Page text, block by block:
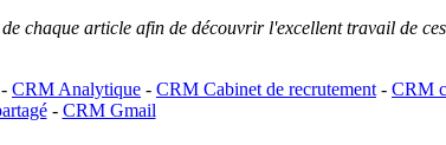
chaque article afin de découvrir l'excellent travail de
- CRM Analytique - CRM Cabinet de recrutement - CRM
- CRM Gmail